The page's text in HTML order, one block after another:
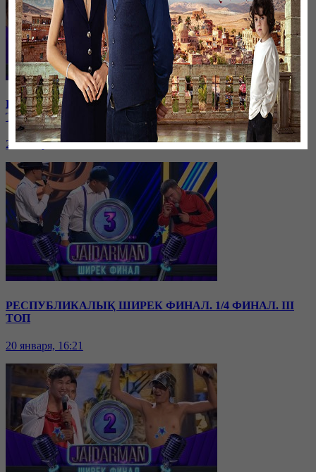
РЕСПУБЛИКАЛЫҚ ШИРЕК ФИНАЛ. 1/4 ФИНАЛ. IV
ТОП
20 января, 16:23
РЕСПУБЛИКАЛЫҚ ШИРЕК ФИНАЛ. 1/4 ФИНАЛ. III
ТОП
20 января, 16:21